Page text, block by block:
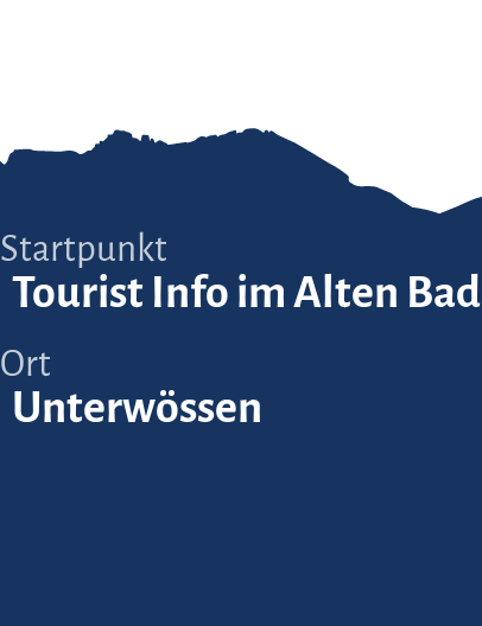
Startpunkt
Tourist Info im Alten Bad
Ort
Unterwössen